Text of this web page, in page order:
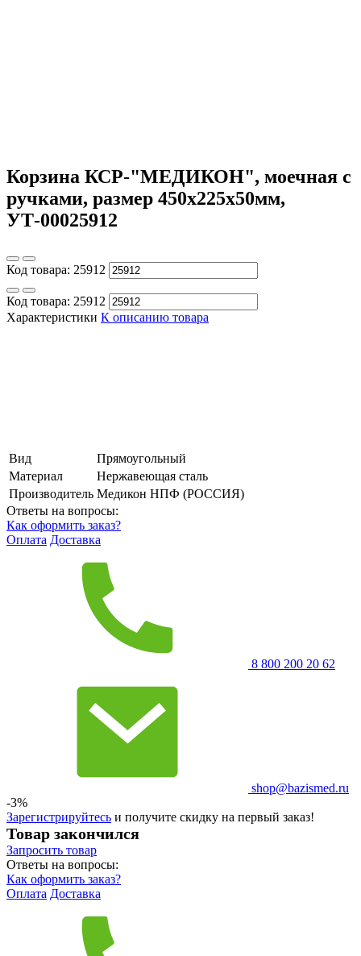
Корзина КСР-"МЕДИКОН", моечная с
ручками, размер 450х225х50мм,
УТ-00025912
Код товара: 25912
Код товара: 25912
Характеристики К описанию товара
Вид
Прямоугольный
Материал
Нержавеющая сталь
Производитель Медикон НПФ (РОССИЯ)
Ответы на вопросы:
Как оформить заказ?
Оплата Доставка
8 800 200 20 62
shop@bazismed.ru
-3%
Зарегистрируйтесь и получите скидку на первый заказ!
Товар закончился
Запросить товар
Ответы на вопросы:
Как оформить заказ?
Оплата Доставка